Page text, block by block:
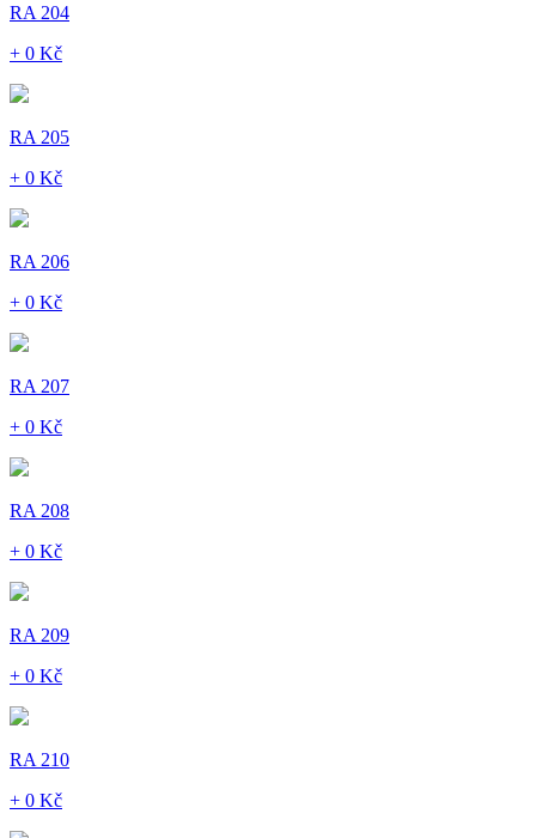
RA 204
+ 0 Kč
RA 205
+ 0 Kč
RA 206
+ 0 Kč
RA 207
+ 0 Kč
RA 208
+ 0 Kč
RA 209
+ 0 Kč
RA 210
+ 0 Kč